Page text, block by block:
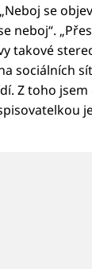
se
neboj“.
takové
sociálních
Z toho